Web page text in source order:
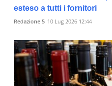
esteso a tutti i fornitori
Redazione 5 10 Lug 2026 12:44